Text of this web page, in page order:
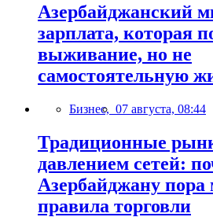
Азербайджанский
зарплата, которая
выживание, но не
самостоятельную
Бизнес, 07 августа, 08:44
Традиционные
давлением сетей:
Азербайджану пора
правила торговли